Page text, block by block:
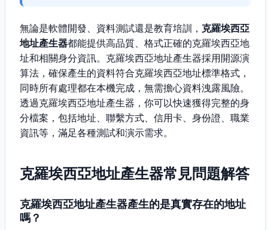
無論是軟體開發、資料測試還是教育培訓， 克羅埃西亞
地址產生器都能提供高品質、格式正確的克羅埃西亞地
址和相關身分資訊。克羅埃西亞地址產生器採用開源演
算法，確保產生的資料符合克羅埃西亞地址標準格式，
同時所有處理都在本機完成，無需擔心資料洩露風險。
透過克羅埃西亞地址產生器，你可以快速獲得完整的身
分檔案，包括地址、聯繫方式、信用卡、身份證、職業
資訊等，滿足各種測試和演示需求。
克羅埃西亞地址產生器常見問題解答
克羅埃西亞地址產生器產生的是真實存在的地址
嗎？